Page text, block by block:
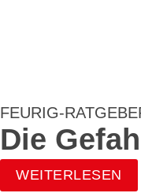
FEURIG-
Die
WEITERLESEN